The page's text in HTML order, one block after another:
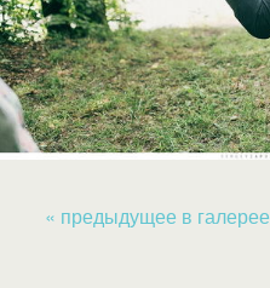
« предыдущее в галерее